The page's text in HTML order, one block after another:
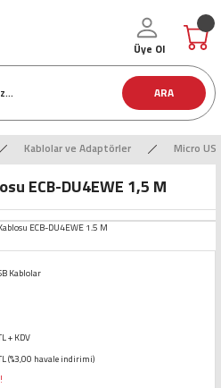
ARA
Üye Ol
Kablolar ve Adaptörler Micro
ECB-DU4EWE 1,5 M
Kablolar
+ KDV
(%3,00 havale indirimi)